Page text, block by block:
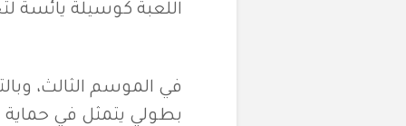
اللعبة كوسيلة يائسة
في الموسم الثالث،
بطولي يتمثل في حماية